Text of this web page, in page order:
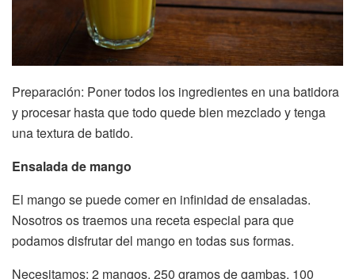
Preparación: Poner todos los ingredientes en una batidora
y procesar hasta que todo quede bien mezclado y tenga
una textura de batido.
Ensalada de mango
El mango se puede comer en infinidad de ensaladas.
Nosotros os traemos una receta especial para que
podamos disfrutar del mango en todas sus formas.
Necesitamos: 2 mangos, 250 gramos de gambas, 100